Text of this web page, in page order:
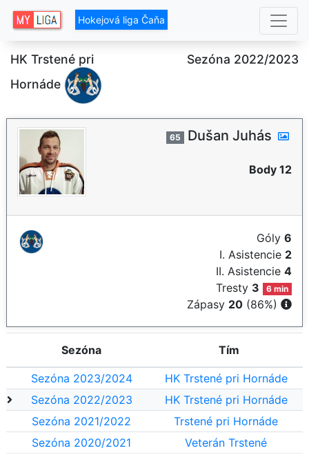
Hokejová liga Čaňa
HK Trstené pri
Hornáde
Sezóna 2022/2023
65 Dušan Juhás
Body 12
Góly 6
I. Asistencie 2
II. Asistencie 4
Tresty 3 6 min
Zápasy 20 (86%)
Sezóna Tím
Sezóna 2023/2024
HK Trstené pri Hornáde
Sezóna 2022/2023
HK Trstené pri Hornáde
Sezóna 2021/2022
Trstené pri Hornáde
Sezóna 2020/2021
Veterán Trstené